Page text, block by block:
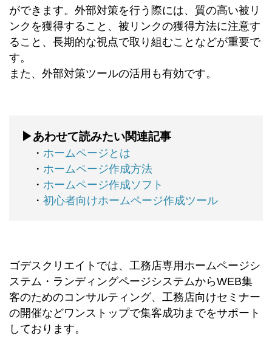
ができます。外部対策を行う際には、質の高い被リ
ンクを獲得すること、被リンクの獲得方法に注意す
ること、長期的な視点で取り組むことなどが重要で
す。
また、外部対策ツールの活用も有効です。
▶あわせて読みたい関連記事
・ ホームページとは
・ ホームページ作成方法
・ ホームページ作成ソフト
・ 初心者向けホームページ作成ツール
ゴデスクリエイトでは、工務店専用ホームページシ
ステム・ランディングページシステムからWEB集
客のためのコンサルティング、工務店向けセミナー
の開催などワンストップで集客成功までをサポート
しております。